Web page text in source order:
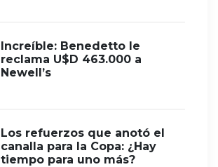
Increíble: Benedetto le
reclama U$D 463.000 a
Newell’s
Los refuerzos que anotó el
canalla para la Copa: ¿Hay
tiempo para uno más?